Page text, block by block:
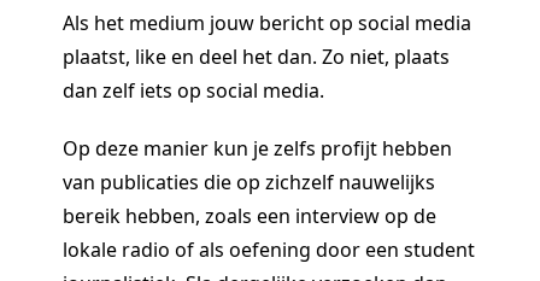
Als het medium jouw bericht op social media
plaatst, like en deel het dan. Zo niet, plaats
dan zelf iets op social media.
Op deze manier kun je zelfs profijt hebben
van publicaties die op zichzelf nauwelijks
bereik hebben, zoals een interview op de
lokale radio of als oefening door een student